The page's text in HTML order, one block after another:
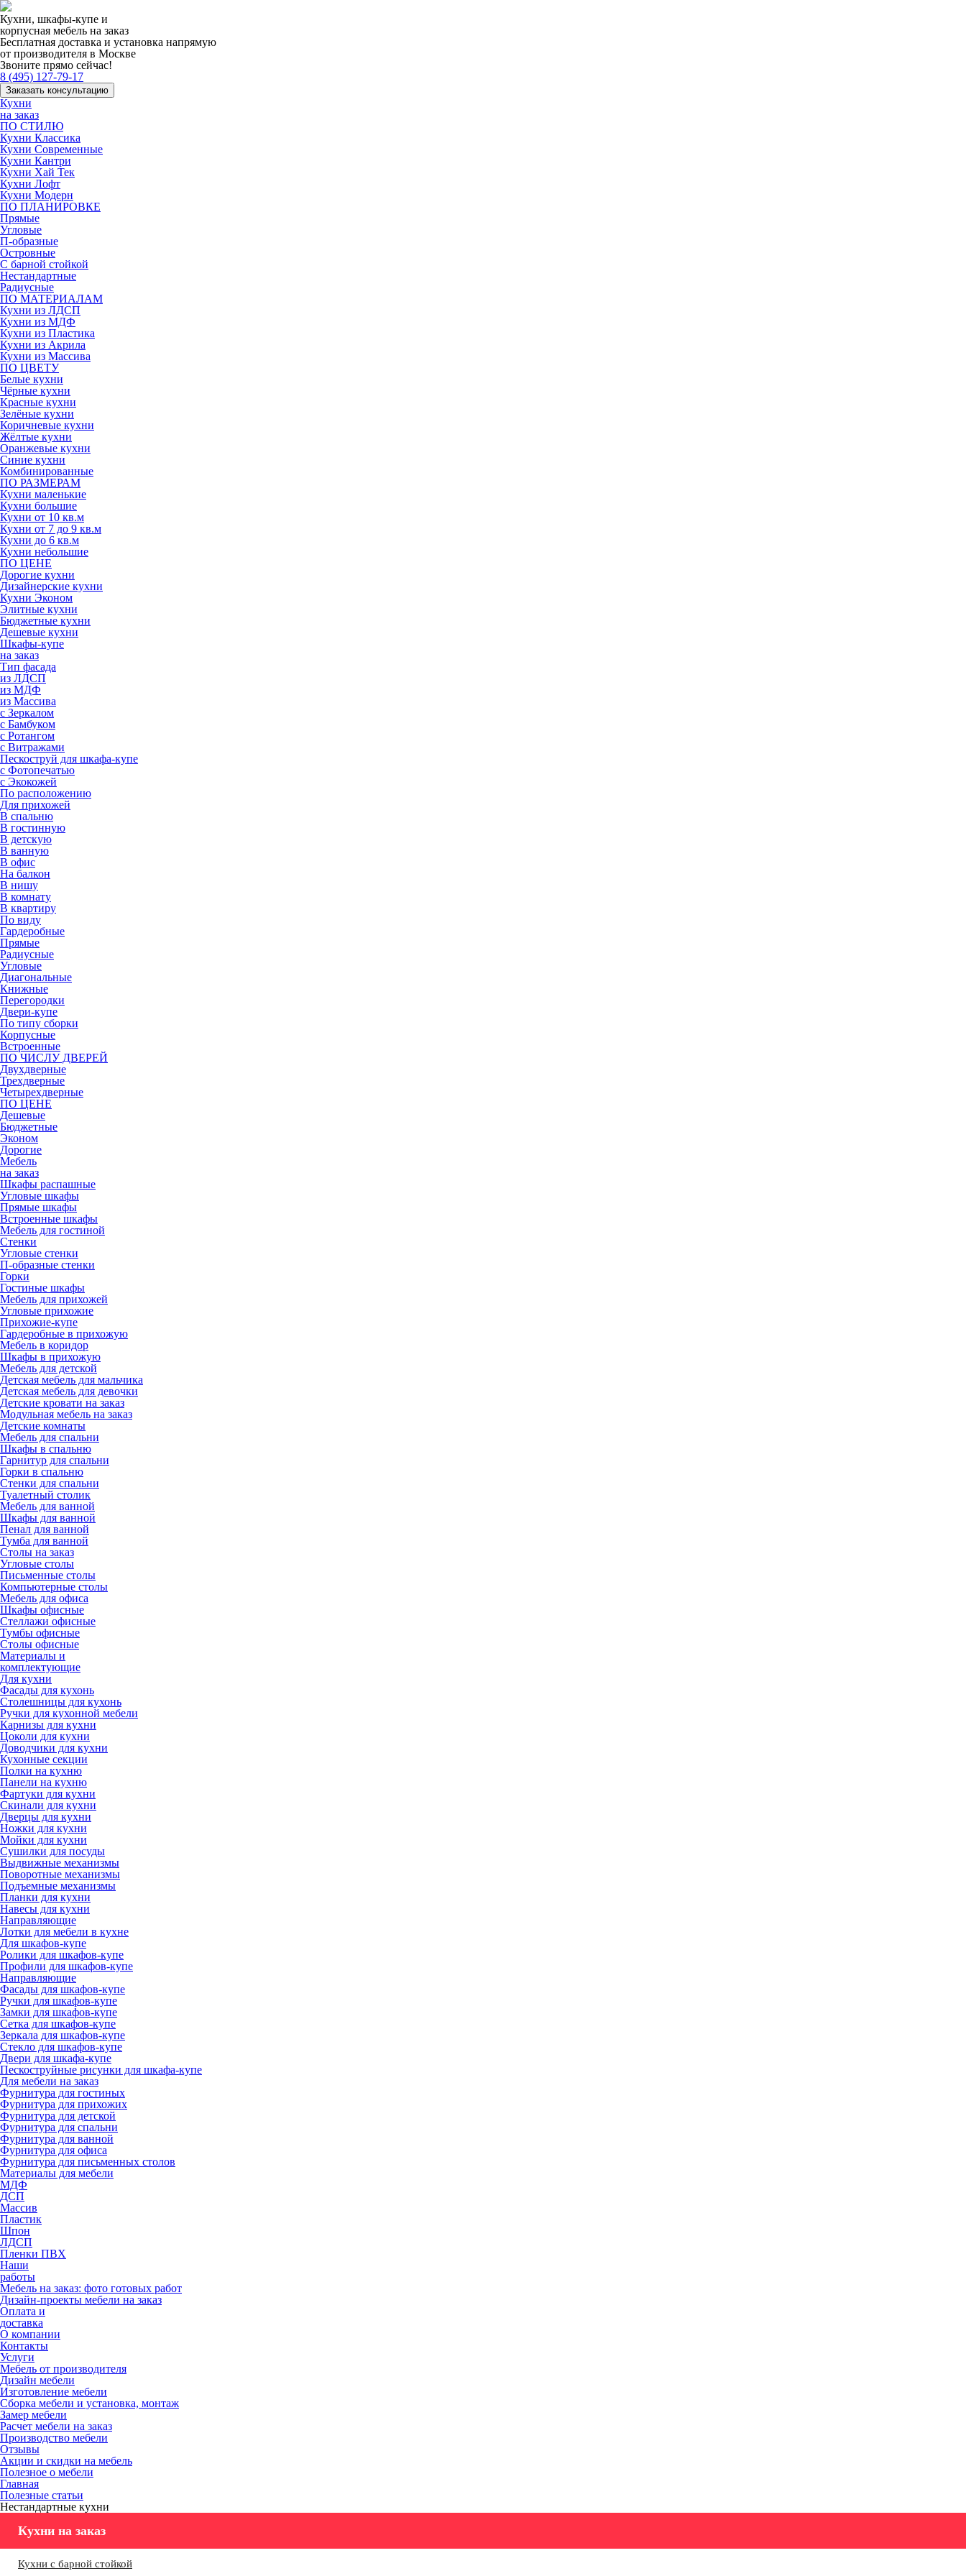
Кухни, шкафы-купе и
корпусная мебель на заказ
Бесплатная доставка и установка напрямую
от производителя в Москве
Звоните прямо сейчас!
8 (495) 127-79-17
Заказать консультацию
Кухни
на заказ
ПО СТИЛЮ
Кухни Классика
Кухни Современные
Кухни Кантри
Кухни Хай Тек
Кухни Лофт
Кухни Модерн
ПО ПЛАНИРОВКЕ
Прямые
Угловые
П-образные
Островные
С барной стойкой
Нестандартные
Радиусные
ПО МАТЕРИАЛАМ
Кухни из ЛДСП
Кухни из МДФ
Кухни из Пластика
Кухни из Акрила
Кухни из Массива
ПО ЦВЕТУ
Белые кухни
Чёрные кухни
Красные кухни
Зелёные кухни
Коричневые кухни
Жёлтые кухни
Оранжевые кухни
Синие кухни
Комбинированные
ПО РАЗМЕРАМ
Кухни маленькие
Кухни большие
Кухни от 10 кв.м
Кухни от 7 до 9 кв.м
Кухни до 6 кв.м
Кухни небольшие
ПО ЦЕНЕ
Дорогие кухни
Дизайнерские кухни
Кухни Эконом
Элитные кухни
Бюджетные кухни
Дешевые кухни
Шкафы-купе
на заказ
Тип фасада
из ЛДСП
из МДФ
из Массива
с Зеркалом
с Бамбуком
с Ротангом
с Витражами
Пескоструй для шкафа-купе
с Фотопечатью
с Экокожей
По расположению
Для прихожей
В спальню
В гостинную
В детскую
В ванную
В офис
На балкон
В нишу
В комнату
В квартиру
По виду
Гардеробные
Прямые
Радиусные
Угловые
Диагональные
Книжные
Перегородки
Двери-купе
По типу сборки
Корпусные
Встроенные
ПО ЧИСЛУ ДВЕРЕЙ
Двухдверные
Трехдверные
Четырехдверные
ПО ЦЕНЕ
Дешевые
Бюджетные
Эконом
Дорогие
Мебель
на заказ
Шкафы распашные
Угловые шкафы
Прямые шкафы
Встроенные шкафы
Мебель для гостиной
Стенки
Угловые стенки
П-образные стенки
Горки
Гостиные шкафы
Мебель для прихожей
Угловые прихожие
Прихожие-купе
Гардеробные в прихожую
Мебель в коридор
Шкафы в прихожую
Мебель для детской
Детская мебель для мальчика
Детская мебель для девочки
Детские кровати на заказ
Модульная мебель на заказ
Детские комнаты
Мебель для спальни
Шкафы в спальню
Гарнитур для спальни
Горки в спальню
Стенки для спальни
Туалетный столик
Мебель для ванной
Шкафы для ванной
Пенал для ванной
Тумба для ванной
Столы на заказ
Угловые столы
Письменные столы
Компьютерные столы
Мебель для офиса
Шкафы офисные
Стеллажи офисные
Тумбы офисные
Столы офисные
Материалы и
комплектующие
Для кухни
Фасады для кухонь
Столешницы для кухонь
Ручки для кухонной мебели
Карнизы для кухни
Цоколи для кухни
Доводчики для кухни
Кухонные секции
Полки на кухню
Панели на кухню
Фартуки для кухни
Скинали для кухни
Дверцы для кухни
Ножки для кухни
Мойки для кухни
Сушилки для посуды
Выдвижные механизмы
Поворотные механизмы
Подъемные механизмы
Планки для кухни
Навесы для кухни
Направляющие
Лотки для мебели в кухне
Для шкафов-купе
Ролики для шкафов-купе
Профили для шкафов-купе
Направляющие
Фасады для шкафов-купе
Ручки для шкафов-купе
Замки для шкафов-купе
Сетка для шкафов-купе
Зеркала для шкафов-купе
Стекло для шкафов-купе
Двери для шкафа-купе
Пескоструйные рисунки для шкафа-купе
Для мебели на заказ
Фурнитура для гостиных
Фурнитура для прихожих
Фурнитура для детской
Фурнитура для спальни
Фурнитура для ванной
Фурнитура для офиса
Фурнитура для письменных столов
Материалы для мебели
МДФ
ДСП
Массив
Пластик
Шпон
ЛДСП
Пленки ПВХ
Наши
работы
Мебель на заказ: фото готовых работ
Дизайн-проекты мебели на заказ
Оплата и
доставка
О компании
Контакты
Услуги
Мебель от производителя
Дизайн мебели
Изготовление мебели
Сборка мебели и установка, монтаж
Замер мебели
Расчет мебели на заказ
Производство мебели
Отзывы
Акции и скидки на мебель
Полезное о мебели
Главная
Полезные статьи
Нестандартные кухни
Кухни на заказ
Кухни с барной стойкой